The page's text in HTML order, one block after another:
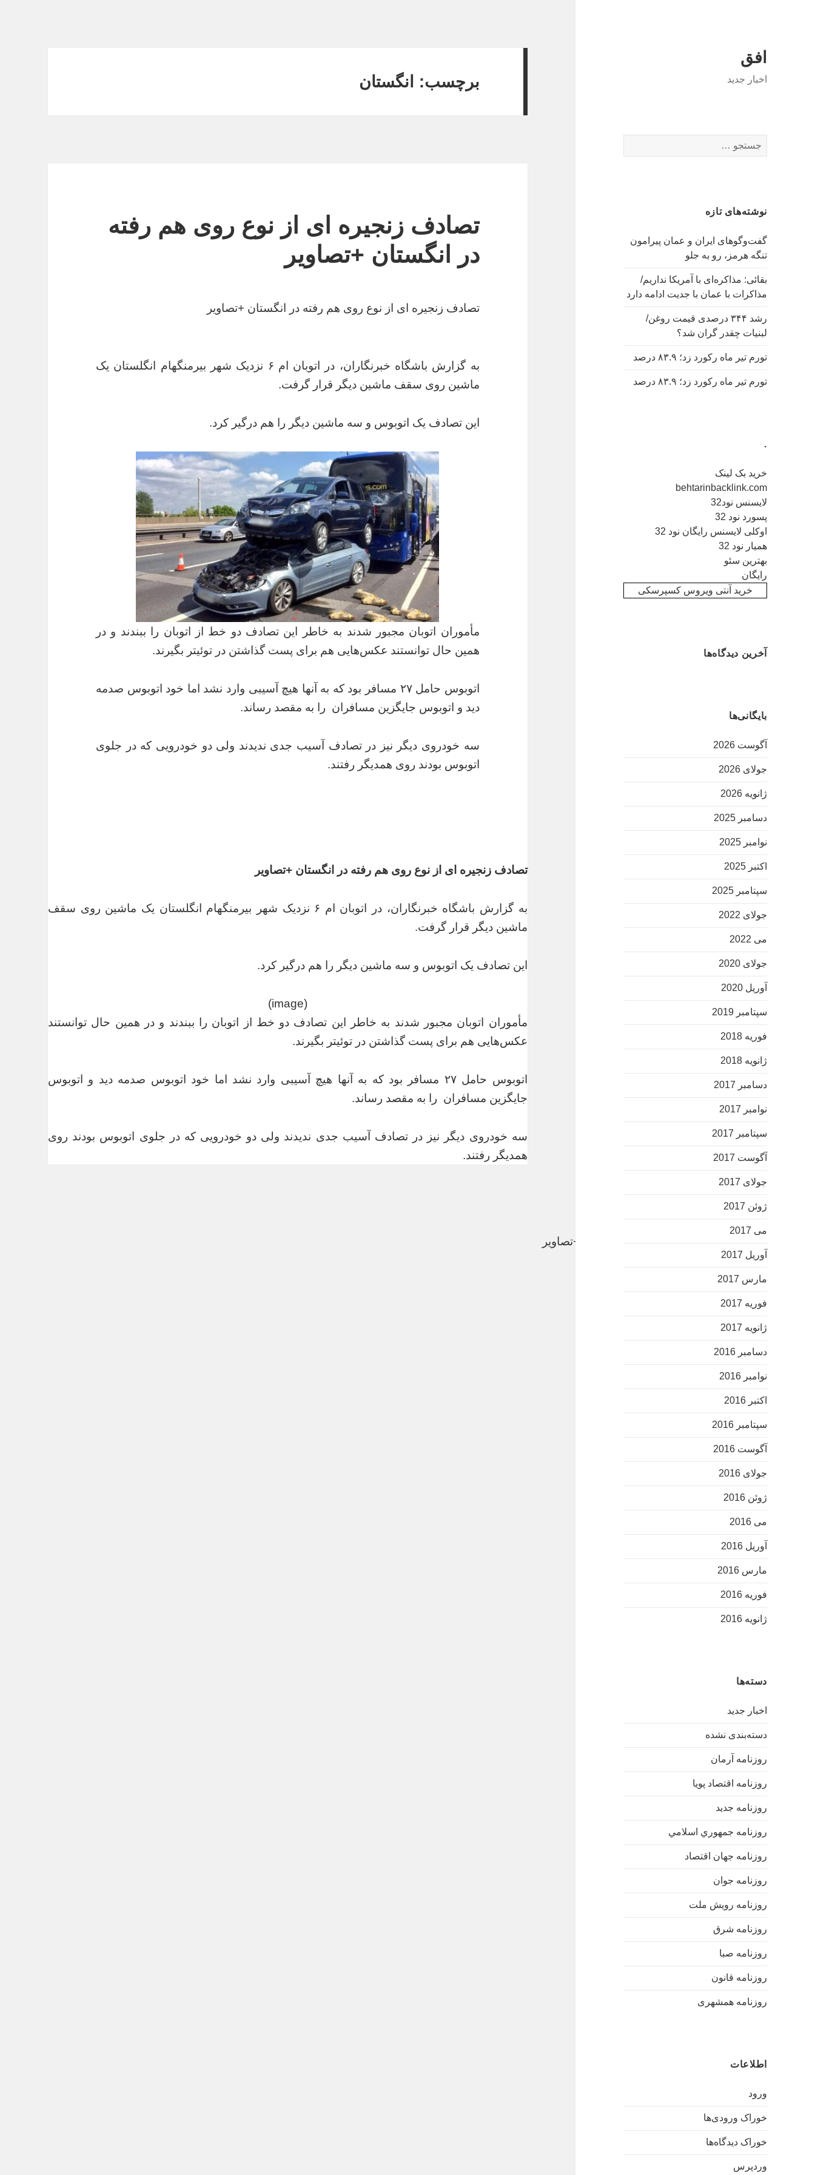
افق
اخبار جدید
برای:
نوشته‌های تازه
گفت‌وگوهای ایران و عمان پیرامون
تنگه هرمز، رو به جلو
بقائی: مذاکره‌ای با آمریکا نداریم/
مذاکرات با عمان با جدیت ادامه دارد
رشد ۳۴۴ درصدی قیمت روغن/
لبنیات چقدر گران شد؟
تورم تیر ماه رکورد زد؛ ۸۳.۹ درصد
تورم تیر ماه رکورد زد؛ ۸۳.۹ درصد
.
خرید بک لینک
behtarinbacklink.com
لایسنس نود32
پسورد نود 32
اوکلی لایسنس رایگان نود 32
همیار نود 32
بهترین سئو
رایگان
خرید آنتی ویروس کسپرسکی
آخرین دیدگاه‌ها
بایگانی‌ها
آگوست 2026
جولای 2026
ژانویه 2026
دسامبر 2025
نوامبر 2025
اکتبر 2025
سپتامبر 2025
جولای 2022
می 2022
جولای 2020
آوریل 2020
سپتامبر 2019
فوریه 2018
ژانویه 2018
دسامبر 2017
نوامبر 2017
سپتامبر 2017
آگوست 2017
جولای 2017
ژوئن 2017
می 2017
آوریل 2017
مارس 2017
فوریه 2017
ژانویه 2017
دسامبر 2016
نوامبر 2016
اکتبر 2016
سپتامبر 2016
آگوست 2016
جولای 2016
ژوئن 2016
می 2016
آوریل 2016
مارس 2016
فوریه 2016
ژانویه 2016
دسته‌ها
اخبار جدید
دسته‌بندی نشده
روزنامه آرمان
روزنامه اقتصاد پویا
روزنامه جدید
روزنامه جمهوري اسلامي
روزنامه جهان اقتصاد
روزنامه جوان
روزنامه رویش ملت
روزنامه شرق
روزنامه صبا
روزنامه قانون
روزنامه همشهری
اطلاعات
ورود
خوراک ورودی‌ها
خوراک دیدگاه‌ها
وردپرس
برچسب: انگستان
تصادف زنجیره ای از نوع روی هم رفته
در انگستان +تصاویر
تصادف زنجیره ای از نوع روی هم رفته در انگستان +تصاویر
به گزارش باشگاه خبرنگاران، در اتوبان ام ۶ نزدیک شهر بیرمنگهام انگلستان یک
ماشین روی سقف ماشین دیگر قرار گرفت.
این تصادف یک اتوبوس و سه ماشین دیگر را هم درگیر کرد.
مأموران اتوبان مجبور شدند به خاطر این تصادف دو خط از اتوبان را ببندند و در
همین حال توانستند عکس‌هایی هم برای پست گذاشتن در توئیتر بگیرند.
اتوبوس حامل ۲۷ مسافر بود که به آنها هیچ آسیبی وارد نشد اما خود اتوبوس صدمه
دید و اتوبوس جایگزین مسافران را به مقصد رساند.
سه خودروی دیگر نیز در تصادف آسیب جدی ندیدند ولی دو خودرویی که در جلوی
اتوبوس بودند روی همدیگر رفتند.
تصادف زنجیره ای از نوع روی هم رفته در انگستان +تصاویر
به گزارش باشگاه خبرنگاران، در اتوبان ام ۶ نزدیک شهر بیرمنگهام انگلستان یک ماشین روی سقف
ماشین دیگر قرار گرفت.
این تصادف یک اتوبوس و سه ماشین دیگر را هم درگیر کرد.
(image)
مأموران اتوبان مجبور شدند به خاطر این تصادف دو خط از اتوبان را ببندند و در همین حال توانستند
عکس‌هایی هم برای پست گذاشتن در توئیتر بگیرند.
اتوبوس حامل ۲۷ مسافر بود که به آنها هیچ آسیبی وارد نشد اما خود اتوبوس صدمه دید و اتوبوس
جایگزین مسافران را به مقصد رساند.
سه خودروی دیگر نیز در تصادف آسیب جدی ندیدند ولی دو خودرویی که در جلوی اتوبوس بودند روی
همدیگر رفتند.
تصادف زنجیره ای از نوع روی هم رفته در انگستان +تصاویر